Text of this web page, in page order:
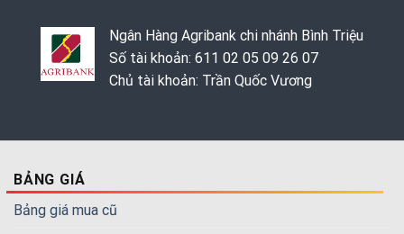
Ngân Hàng Agribank chi nhánh Bình Triệu
Số tài khoản: 611 02 05 09 26 07
Chủ tài khoản: Trần Quốc Vương
BẢNG GIÁ
Bảng giá mua cũ